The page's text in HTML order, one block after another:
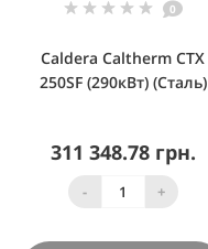
0
Caldera Caltherm CTX
250SF (290кВт) (Сталь)
311 348.78 грн.
- +